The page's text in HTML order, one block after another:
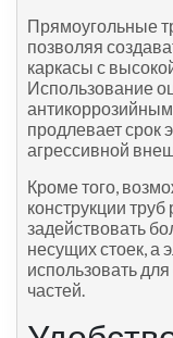
Прямоугольные
позволяя
каркасы с
Использование
продлевает срок
агрессивной
Кроме того,
конструкции
задействовать
несущих стоек, а
использовать
частей.